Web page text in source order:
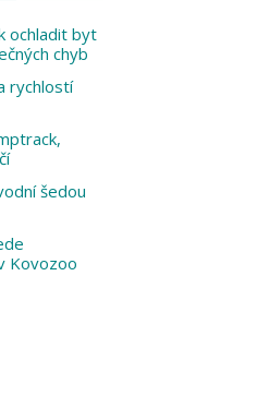
ochladit byt
chyb
rychlostí
šedou
Kovozoo